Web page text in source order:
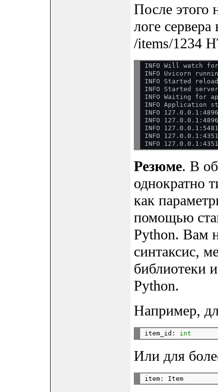
После этого
логе
/items/1234
INFO Will watch
INFO Uvicorn
INFO Started
INFO Started
INFO Waiting for
INFO Application
INFO
INFO
INFO
INFO
Резюме. В
однократно
как
помощью
Python. Вам
синтаксис,
библиотеки
Python.
Например,
item_id: int
Или для
item: Item